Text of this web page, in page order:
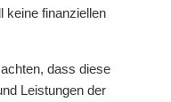
keine finanziellen
dass diese
Leistungen der